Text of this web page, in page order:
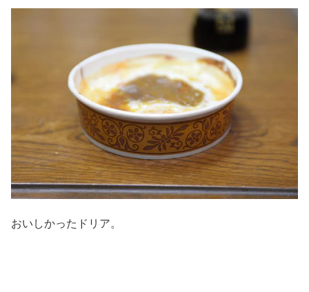
おいしかったドリア。